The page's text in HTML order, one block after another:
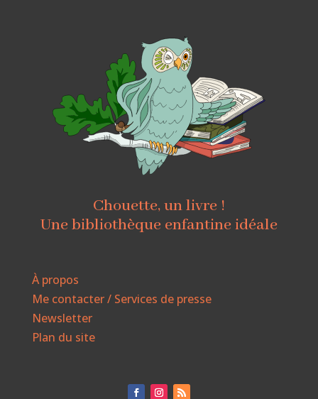
Chouette, un livre !
Une bibliothèque enfantine idéale
À propos
Me contacter / Services de presse
Newsletter
Plan du site